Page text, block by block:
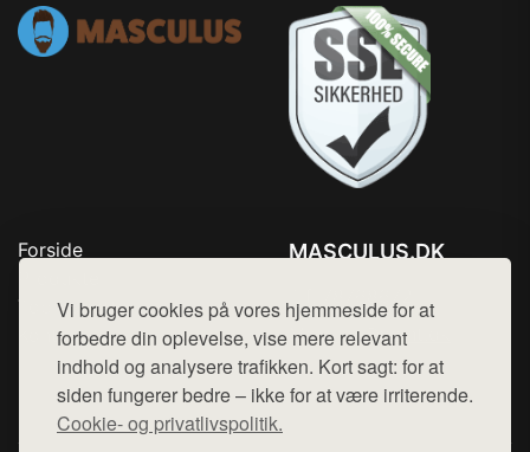
Vi bruger cookies på vores hjemmeside for at
forbedre din oplevelse, vise mere relevant
indhold og analysere trafikken. Kort sagt: for at
siden fungerer bedre – ikke for at være irriterende.
Cookie- og privatlivspolitik.
Forside
Top Rabatter
Kontakt
MASCULUS.DK
Mail: hej@want.dk
Cookie- og privatlivspolitik